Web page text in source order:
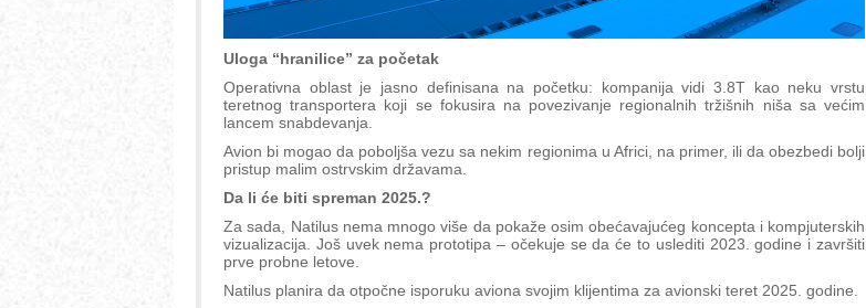
Uloga “hranilice” za početak
Operativna oblast je jasno definisana na početku: kompanija vidi 3.8T kao neku vrstu
teretnog transportera koji se fokusira na povezivanje regionalnih tržišnih niša sa većim
lancem snabdevanja.
Avion bi mogao da poboljša vezu sa nekim regionima u Africi, na primer, ili da obezbedi bolji
pristup malim ostrvskim državama.
Da li će biti spreman 2025.?
Za sada, Natilus nema mnogo više da pokaže osim obećavajućeg koncepta i kompjuterskih
vizualizacija. Još uvek nema prototipa – očekuje se da će to uslediti 2023. godine i završiti
prve probne letove.
Natilus planira da otpočne isporuku aviona svojim klijentima za avionski teret 2025. godine.